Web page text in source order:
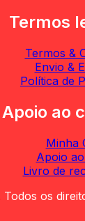
Termos
Termos &
Envio &
Política de
Apoio ao
Minha
Apoio
Livro de
os